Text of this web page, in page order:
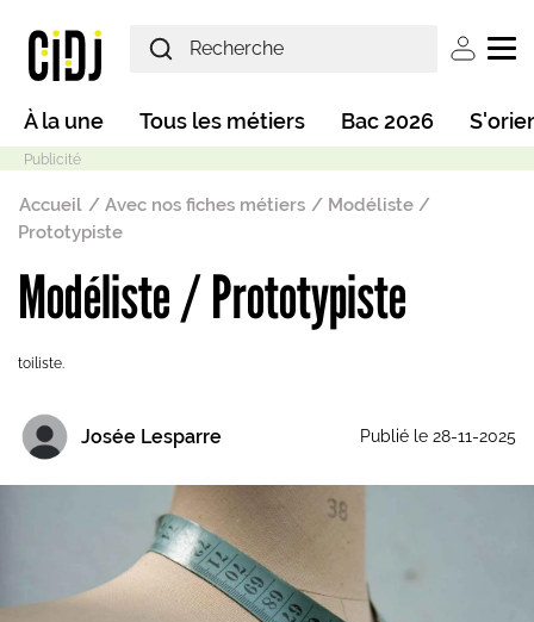
User
Main navigation
À la une Tous les métiers Bac 2026
Mode sombre
Fil d'Ariane
Accueil Avec nos fiches métiers
Modéliste /
Prototypiste
Modéliste / Prototypiste
toiliste.
Josée Lesparre Publié le 28-11-2025